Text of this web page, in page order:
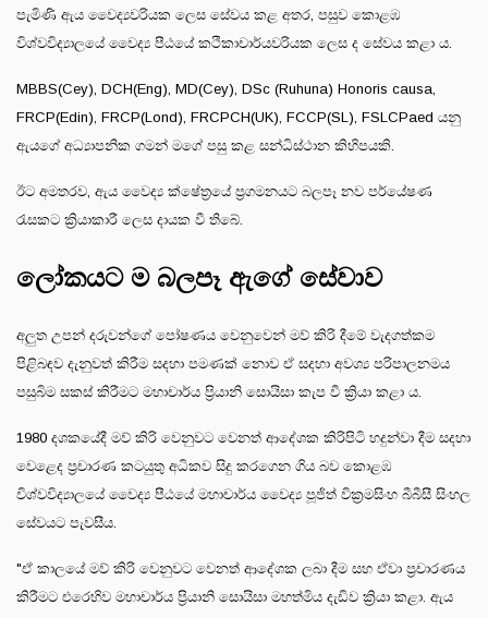
පැමිණි ඇය වෛද්‍යවරියක ලෙස සේවය කළ අතර, පසුව කොළඹ
විශ්වවිද්‍යාලයේ වෛද්‍ය පීඨයේ කථිකාචාර්යවරියක ලෙස ද සේවය කළා ය.
MBBS(Cey), DCH(Eng), MD(Cey), DSc (Ruhuna) Honoris causa,
FRCP(Edin), FRCP(Lond), FRCPCH(UK), FCCP(SL), FSLCPaed යනු
ඇයගේ අධ්‍යාපනික ගමන් මගේ පසු කළ සන්ධිස්ථාන කිහිපයකි.
ඊට අමතරව, ඇය වෛද්‍ය ක්ෂේත්‍රයේ ප්‍රගමනයට බලපෑ නව පර්යේෂණ
රැසකට ක්‍රියාකාරී ලෙස දායක වී තිබේ.
ලෝකයට ම බලපෑ ඇගේ සේවාව
අලුත උපන් දරුවන්ගේ පෝෂණය වෙනුවෙන් මව් කිරි දීමේ වැදගත්කම
පිළිබඳව දැනුවත් කිරීම සදහා පමණක් නොව ඒ සදහා අවශ්‍ය පරිපාලනමය
පසුබිම සකස් කිරීමට මහාචාර්ය ප්‍රියානි සොයිසා කැප වී ක්‍රියා කළා ය.
1980 දශකයේදී මව් කිරි වෙනුවට වෙනත් ආදේශක කිරිපිටි හදුන්වා දීම සදහා
වෙළෙද ප්‍රචාරණ කටයුතු අධිකව සිදු කරගෙන ගිය බව කොළඹ
විශ්වවිද්‍යාලයේ වෛද්‍ය පීඨයේ මහාචාර්ය වෛද්‍ය පූජිත් වික්‍රමසිංහ බීබීසී සිංහල
සේවයට පැවසීය.
"ඒ කාලයේ මව් කිරි වෙනුවට වෙනත් ආදේශක ලබා දීම සහ ඒවා ප්‍රචාරණය
කිරීමට එරෙහිව මහාචාර්ය ප්‍රියානි සොයිසා මහත්මිය දැඩිව ක්‍රියා කළා. ඇය